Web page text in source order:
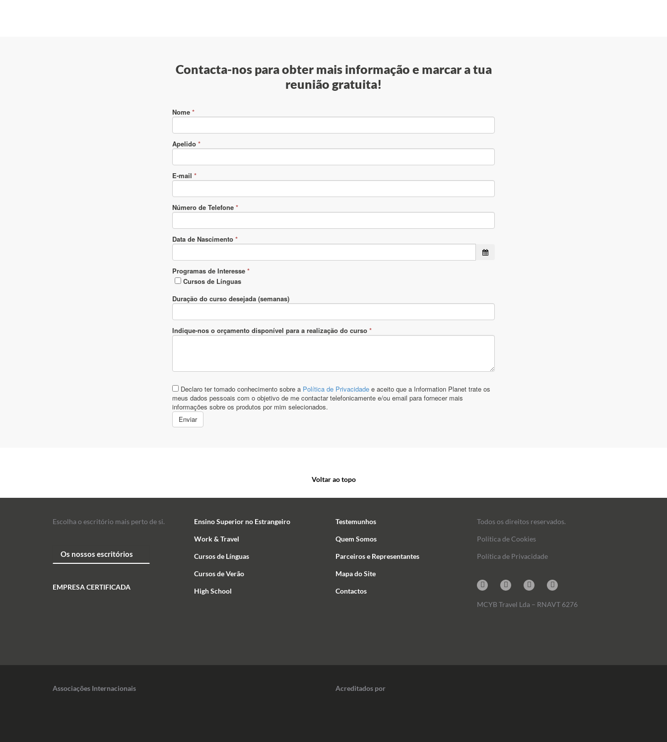
Contacta-nos para obter mais informação e marcar a tua
reunião gratuita!
Voltar ao topo
Escolha o escritório mais perto de si.
EMPRESA CERTIFICADA
Ensino Superior no Estrangeiro
Work & Travel
Cursos de Línguas
Cursos de Verão
High School
Testemunhos
Quem Somos
Parceiros e Representantes
Mapa do Site
Contactos
Todos os direitos reservados.
Política de Cookies
Política de Privacidade
InstagramFacebookLinkedinMail
MCYB Travel Lda – RNAVT 6276
Associações Internacionais Acreditados por